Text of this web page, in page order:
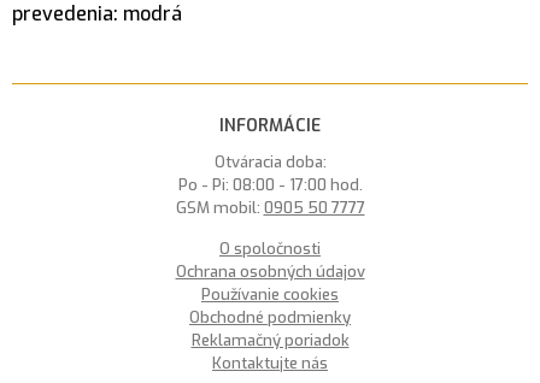
prevedenia: modrá
INFORMÁCIE
Otváracia doba:
Po - Pi: 08:00 - 17:00 hod.
GSM mobil: 0905 50 7777
O spoločnosti
Ochrana osobných údajov
Používanie cookies
Obchodné podmienky
Reklamačný poriadok
Kontaktujte nás